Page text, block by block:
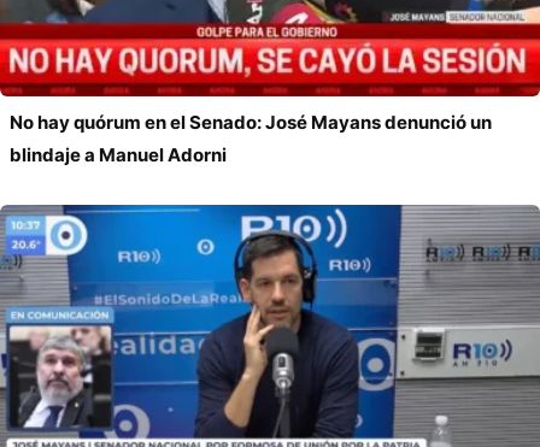
No hay quórum en el Senado: José Mayans denunció un
blindaje a Manuel Adorni